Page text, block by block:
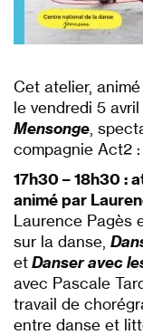
Cet atelier,
le vendredi 5
Mensonge ,
compagnie Act2 :
17h30 – 18h30 :
animé par
Laurence Pagès
sur la danse,
etDanser avec
avec Pascale
travail de
entre danse et